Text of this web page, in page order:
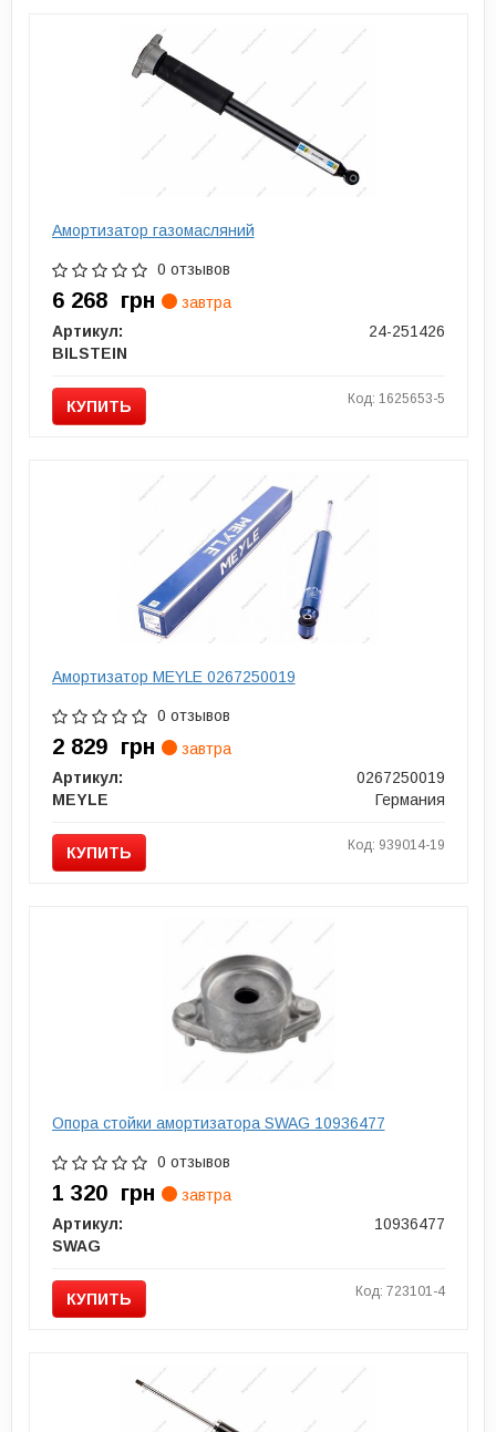
Амортизатор газомасляний
0 отзывов
6 268 грн
завтра
Артикул:
24-251426
BILSTEIN
КУПИТЬ Код: 1625653-5
Амортизатор MEYLE 0267250019
0 отзывов
2 829 грн
завтра
Артикул:
0267250019
MEYLE
Германия
КУПИТЬ Код: 939014-19
Опора стойки амортизатора SWAG 10936477
0 отзывов
1 320 грн
завтра
Артикул:
10936477
SWAG
КУПИТЬ Код: 723101-4